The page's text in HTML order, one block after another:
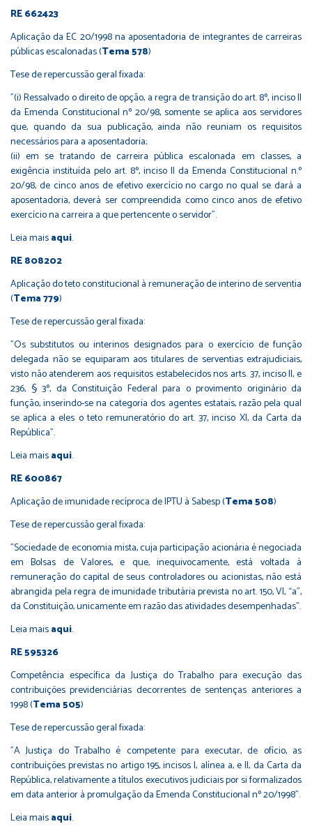
RE 662423
Aplicação da EC 20/1998 na aposentadoria de integrantes de carreiras
públicas escalonadas (Tema 578)
Tese de repercussão geral fixada:
"(i) Ressalvado o direito de opção, a regra de transição do art. 8º, inciso II
da Emenda Constitucional nº 20/98, somente se aplica aos servidores
que, quando da sua publicação, ainda não reuniam os requisitos
necessários para a aposentadoria;
(ii) em se tratando de carreira pública escalonada em classes, a
exigência instituída pelo art. 8º, inciso II da Emenda Constitucional n.º
20/98, de cinco anos de efetivo exercício no cargo no qual se dará a
aposentadoria, deverá ser compreendida como cinco anos de efetivo
exercício na carreira a que pertencente o servidor".
Leia maisaqui.
RE 808202
Aplicação do teto constitucional à remuneração de interino de serventia
(Tema 779)
Tese de repercussão geral fixada:
"Os substitutos ou interinos designados para o exercício de função
delegada não se equiparam aos titulares de serventias extrajudiciais,
visto não atenderem aos requisitos estabelecidos nos arts. 37, inciso II, e
236, § 3º, da Constituição Federal para o provimento originário da
função, inserindo-se na categoria dos agentes estatais, razão pela qual
se aplica a eles o teto remuneratório do art. 37, inciso XI, da Carta da
República".
Leia maisaqui.
RE 600867
Aplicação de imunidade recíproca de IPTU à Sabesp (Tema 508)
Tese de repercussão geral fixada:
"Sociedade de economia mista, cuja participação acionária é negociada
em Bolsas de Valores, e que, inequivocamente, está voltada à
remuneração do capital de seus controladores ou acionistas, não está
abrangida pela regra de imunidade tributária prevista no art. 150, VI, “a”,
da Constituição, unicamente em razão das atividades desempenhadas”.
Leia maisaqui.
RE 595326
Competência específica da Justiça do Trabalho para execução das
contribuições previdenciárias decorrentes de sentenças anteriores a
1998 (Tema 505)
Tese de repercussão geral fixada:
"A Justiça do Trabalho é competente para executar, de ofício, as
contribuições previstas no artigo 195, incisos I, alínea a, e II, da Carta da
República, relativamente a títulos executivos judiciais por si formalizados
em data anterior à promulgação da Emenda Constitucional nº 20/1998".
Leia maisaqui.